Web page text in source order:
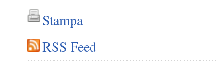
Stampa
RSS Feed